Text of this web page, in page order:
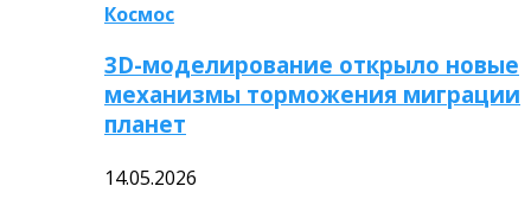
Космос
3D-моделирование открыло новые
механизмы торможения миграции
планет
14.05.2026